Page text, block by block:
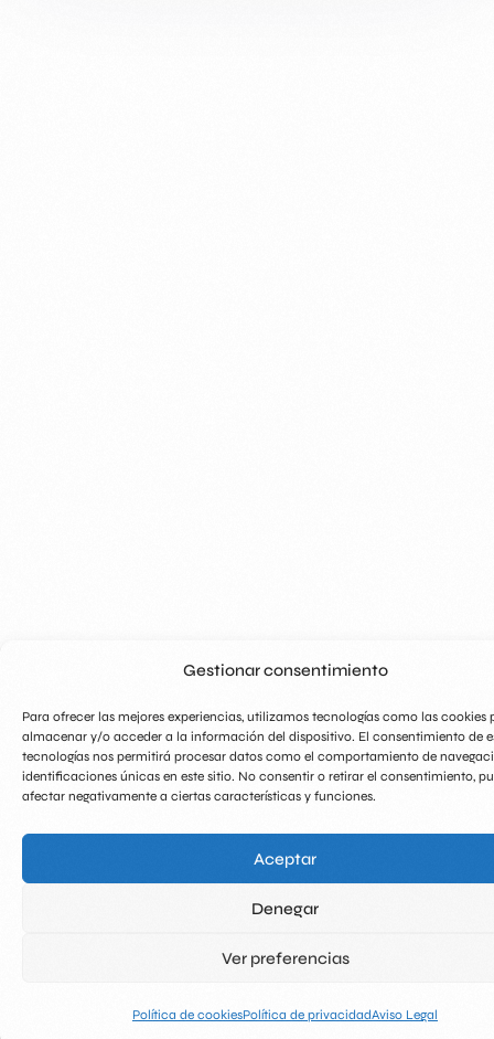
Gestionar consentimiento
Para ofrecer las mejores experiencias, utilizamos tecnologías como las cookies
almacenar y/o acceder a la información del dispositivo. El consentimiento de
tecnologías nos permitirá procesar datos como el comportamiento de
identificaciones únicas en este sitio. No consentir o retirar el consentimiento,
afectar negativamente a ciertas características y funciones.
Aceptar
Denegar
Ver preferencias
Política de cookiesPolítica de privacidadAviso Legal